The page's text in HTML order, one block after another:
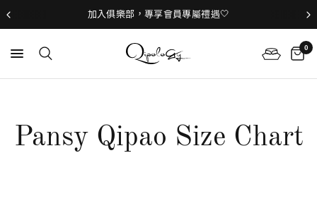
加入俱樂部，專享會員專屬禮遇🤍
0
Pansy Qipao Size Chart